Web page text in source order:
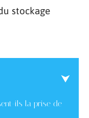
stockage
ils la prise de